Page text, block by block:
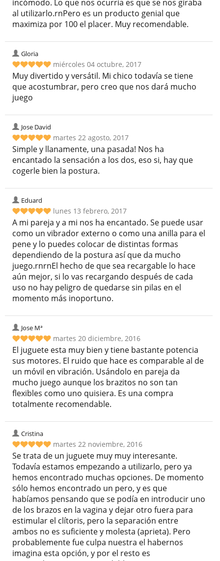
incómodo. Lo que nos ocurría es que se nos giraba
al utilizarlo.rnPero es un producto genial que
maximiza por 100 el placer. Muy recomendable.
Gloria
miércoles 04 octubre, 2017
Muy divertido y versátil. Mi chico todavía se tiene
que acostumbrar, pero creo que nos dará mucho
juego
Jose David
martes 22 agosto, 2017
Simple y llanamente, una pasada! Nos ha
encantado la sensación a los dos, eso si, hay que
cogerle bien la postura.
Eduard
lunes 13 febrero, 2017
A mi pareja y a mi nos ha encantado. Se puede usar
como un vibrador externo o como una anilla para el
pene y lo puedes colocar de distintas formas
dependiendo de la postura así que da mucho
juego.rnrnEl hecho de que sea recargable lo hace
aún mejor, si lo vas recargando después de cada
uso no hay peligro de quedarse sin pilas en el
momento más inoportuno.
Jose Mª
martes 20 diciembre, 2016
El juguete esta muy bien y tiene bastante potencia
sus motores. El ruido que hace es comparable al de
un móvil en vibración. Usándolo en pareja da
mucho juego aunque los brazitos no son tan
flexibles como uno quisiera. Es una compra
totalmente recomendable.
Cristina
martes 22 noviembre, 2016
Se trata de un juguete muy muy interesante.
Todavía estamos empezando a utilizarlo, pero ya
hemos encontrado muchas opciones. De momento
sólo hemos encontrado un pero, y es que
habíamos pensando que se podía en introducir uno
de los brazos en la vagina y dejar otro fuera para
estimular el clítoris, pero la separación entre
ambos no es suficiente y molesta (aprieta). Pero
probablemente fue culpa nuestra el habernos
imagina esta opción, y por el resto es